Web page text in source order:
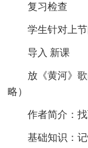
复习检查
学生针对上
导入 新课
放《黄河》
略）
作者简介：
基础知识：